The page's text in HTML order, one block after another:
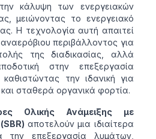
την κάλυψη των ενεργειακών
μειώνοντας το ενεργειακό
Η τεχνολογία αυτή απαιτεί
αναερόβιου περιβάλλοντος για
της διαδικασίας, αλλά
στην επεξεργασία
την ιδανική για
σταθερά οργανικά φορτία.
Ολικής Ανάμειξης με
αποτελούν μια ιδιαίτερα
την επεξεργασία λυμάτων,